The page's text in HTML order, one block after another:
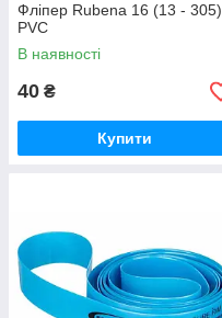
Фліпер Rubena 16 (13 - 305)
PVC
В наявності
40 ₴
Купити